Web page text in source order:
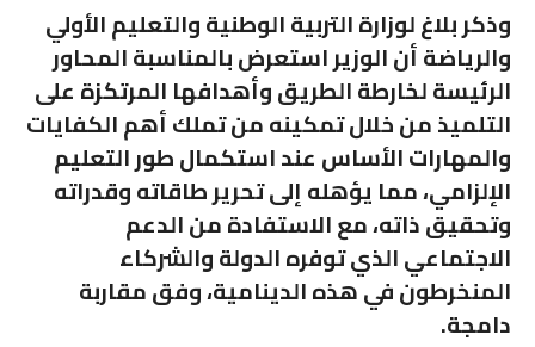
وذكر بلاغ لوزارة التربية الوطنية والتعليم الأولي
والرياضة أن الوزير استعرض بالمناسبة المحاور
الرئيسة لخارطة الطريق وأهدافها المرتكزة على
التلميذ من خلال تمكينه من تملك أهم الكفايات
والمهارات الأساس عند استكمال طور التعليم
الإلزامي، مما يؤهله إلى تحرير طاقاته وقدراته
وتحقيق ذاته، مع الاستفادة من الدعم
الاجتماعي الذي توفره الدولة والشركاء
المنخرطون في هذه الدينامية، وفق مقاربة
دامجة.